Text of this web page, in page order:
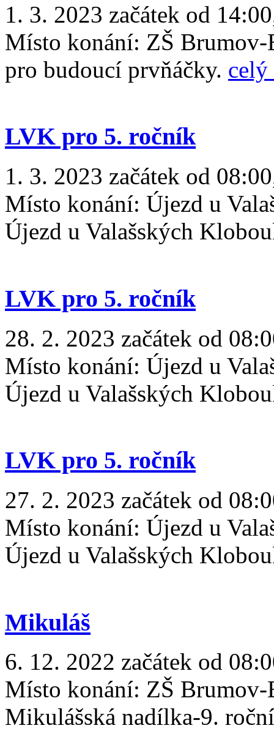
1. 3. 2023 začátek od
Místo konání: ZŠ
pro budoucí prvňáčky. celý
LVK pro 5. ročník
1. 3. 2023 začátek od
Místo konání: Újezd u
Újezd u Valašských
LVK pro 5. ročník
28. 2. 2023 začátek od
Místo konání: Újezd u
Újezd u Valašských
LVK pro 5. ročník
27. 2. 2023 začátek od
Místo konání: Újezd u
Újezd u Valašských
Mikuláš
6. 12. 2022 začátek od
Místo konání: ZŠ
Mikulášská nadílka-9.